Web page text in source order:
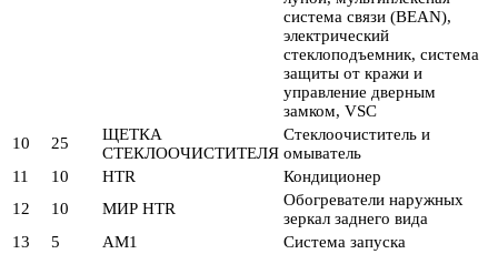
система связи (BEAN),
электрический
стеклоподъемник, система
защиты от кражи и
управление дверным
замком, VSC
10
25
ЩЕТКА
СТЕКЛООЧИСТИТЕЛЯ
Стеклоочиститель и
омыватель
11
10 HTR
Кондиционер
12
10 МИР HTR
Обогреватели наружных
зеркал заднего вида
13
5 AM1
Система запуска